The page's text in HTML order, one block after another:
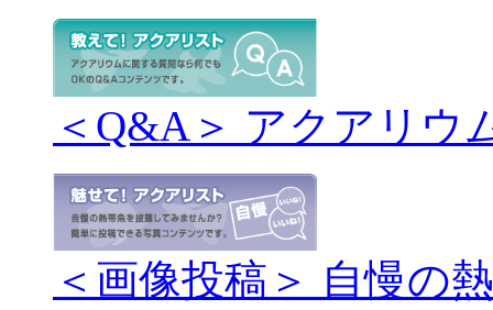
＜Q&A＞ アクアリウ
＜画像投稿＞ 自慢の